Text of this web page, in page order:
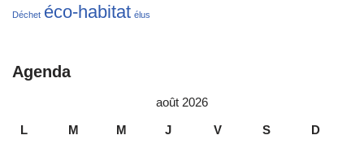
Déchet éco-habitat élus
Agenda
août 2026
L
M M J V S D